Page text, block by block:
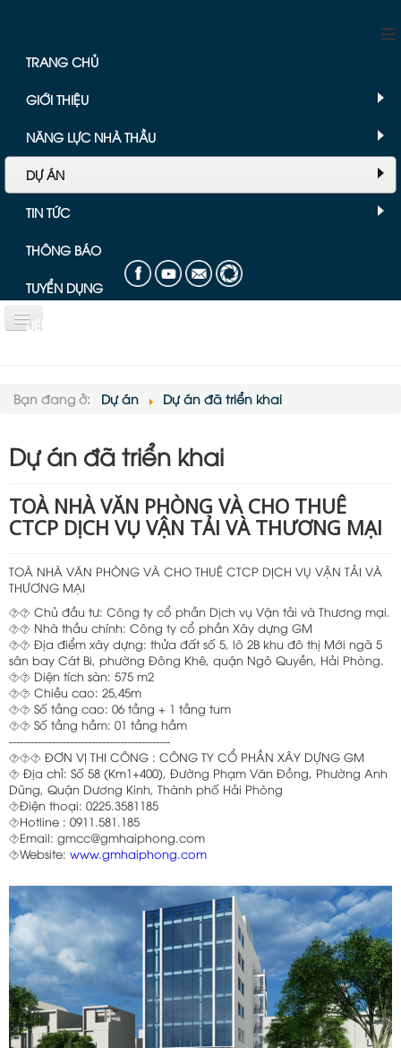
≡
TRANG CHỦ
GIỚI THIỆU
NĂNG LỰC NHÀ THẦU
DỰ ÁN
TIN TỨC
THÔNG BÁO
TUYỂN DỤNG
LIÊN HỆ
Nội dung:
Bạn đang ở: Dự án Dự án đã triển khai
Dự án đã triển khai
TOÀ NHÀ VĂN PHÒNG VÀ CHO THUÊ
CTCP DỊCH VỤ VẬN TẢI VÀ THƯƠNG MẠI
TOÀ NHÀ VĂN PHÒNG VÀ CHO THUÊ CTCP DỊCH VỤ VẬN TẢI VÀ
THƯƠNG MẠI
⯑⯑ Chủ đầu tư: Công ty cổ phần Dịch vụ Vận tải và Thương mại.
⯑⯑ Nhà thầu chính: Công ty cổ phần Xây dựng GM
⯑⯑ Địa điểm xây dựng: thửa đất số 5, lô 2B khu đô thị Mới ngã 5
sân bay Cát Bi, phường Đông Khê, quận Ngô Quyền, Hải Phòng.
⯑⯑ Diện tích sàn: 575 m2
⯑⯑ Chiều cao: 25,45m
⯑⯑ Số tầng cao: 06 tầng + 1 tầng tum
⯑⯑ Số tầng hầm: 01 tầng hầm
---------------------------------------------
⯑⯑⯑ ĐƠN VỊ THI CÔNG : CÔNG TY CỔ PHẦN XÂY DỰNG GM
⯑ Địa chỉ: Số 58 (Km1+400), Đường Phạm Văn Đồng, Phường Anh
Dũng, Quận Dương Kinh, Thành phố Hải Phòng
⯑Điện thoại: 0225.3581185
⯑Hotline : 0911.581.185
⯑Email: gmcc@gmhaiphong.com
⯑Website: www.gmhaiphong.com